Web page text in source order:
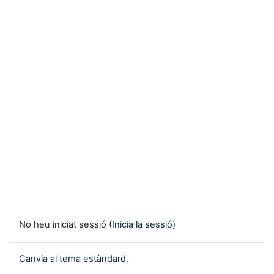
No heu iniciat sessió (Inicia la sessió)
Canvia al tema estàndard.